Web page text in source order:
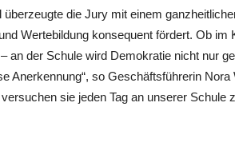
die Jury mit einem
Wertebildung konsequent fördert. Ob im
an der Schule wird Demokratie nicht nur
Anerkennung“, so Geschäftsführerin Nora
sie jeden Tag an unserer Schule